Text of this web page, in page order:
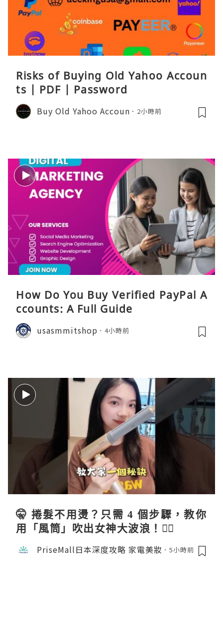
Risks of Buying Old Yahoo Accoun
ts | PDF | Password
Buy Old Yahoo Accoun 2小時前
How Do You Buy Verified PayPal A
ccounts: A Full Guide
usasmmitshop 4小時前
🤫 捲髮不用燙？只需 4 個步驟，教你
用「風筒」吹出女神大波浪！💇‍♀️
PriseMall日本深度攻略 家電美妝 5小時前